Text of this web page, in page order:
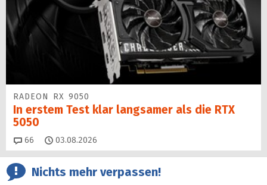
RADEON RX 9050
In erstem Test klar langsamer als die RTX
5050
66 Kommentare
03.08.2026
Nichts mehr verpassen!